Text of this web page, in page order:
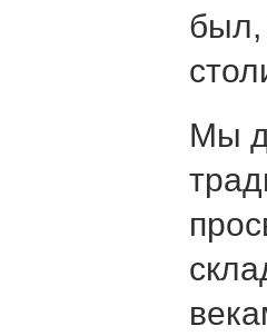
был,
Мы